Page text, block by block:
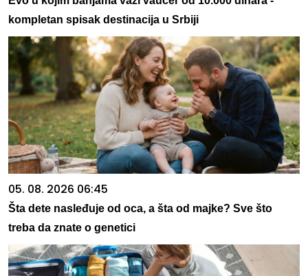
kompletan spisak destinacija u Srbiji
05. 08. 2026 06:45
Šta dete nasleđuje od oca, a šta od majke? Sve što
treba da znate o genetici